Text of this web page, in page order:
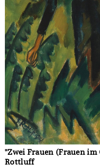
"Zwei Frauen (Frauen
Rottluff